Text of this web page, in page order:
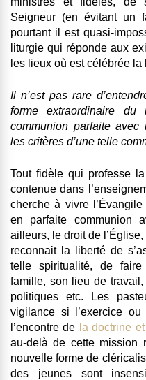
Seigneur (en évitant un
pourtant il est quasi-
liturgie qui réponde aux
les lieux où est célébrée
Il n’est pas rare
forme extraordinaire
communion parfaite avec
les critères d’une telle
Tout fidèle qui professe
contenue dans
cherche à vivre
en parfaite communion
ailleurs, le droit de
reconnait la liberté de
telle spiritualité, de faire
famille, son lieu de
politiques etc. Les
vigilance si l’exercice
l’encontre de la doctrine
au-delà de cette mission
nouvelle forme de
des jeunes sont